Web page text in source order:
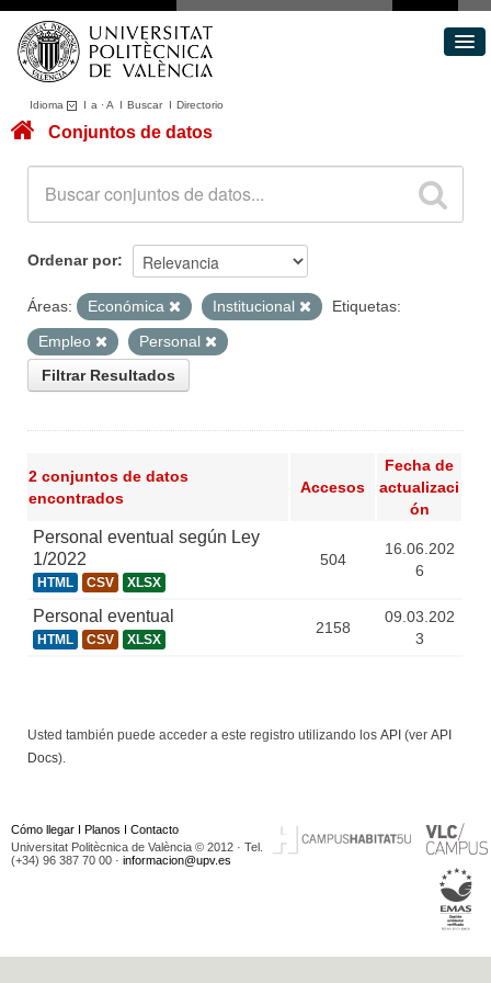
Idioma I a ·A I BuscarI Directorio
Conjuntos de datos
Acerca de
Portal de Transparencia
Conjuntos de datos
Ordenar por
Áreas: Económica Institucional
Etiquetas:
Empleo
Personal
Filtrar Resultados
2 conjuntos de datos
encontrados
Accesos
Fecha de
actualizaci
ón
Personal eventual según Ley
1/2022
HTML CSV XLSX
504
16.06.202
6
Personal eventual
HTML CSV XLSX
2158
09.03.202
3
Usted también puede acceder a este registro utilizando los API (ver API
Docs).
Cómo llegar I Planos I Contacto
Universitat Politècnica de València © 2012 · Tel.
(+34) 96 387 70 00 · informacion@upv.es